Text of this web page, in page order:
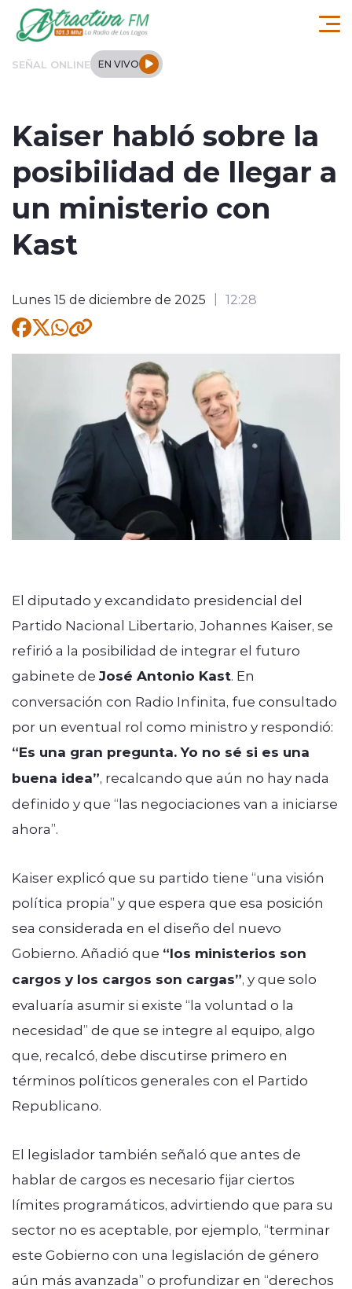
Click acá para ir directamente al contenido
SEÑAL ONLINE EN VIVO
Regionales
Deportes
Entrevistas
Quienes Somos
modo claro
Kaiser habló sobre la
posibilidad de llegar a
un ministerio con
Kast
Lunes 15 de diciembre de 2025 12:28
El diputado y excandidato presidencial del
Partido Nacional Libertario, Johannes Kaiser, se
refirió a la posibilidad de integrar el futuro
gabinete de José Antonio Kast. En
conversación con Radio Infinita, fue consultado
por un eventual rol como ministro y respondió:
“Es una gran pregunta. Yo no sé si es una
buena idea”, recalcando que aún no hay nada
definido y que “las negociaciones van a iniciarse
ahora”.
Kaiser explicó que su partido tiene “una visión
política propia” y que espera que esa posición
sea considerada en el diseño del nuevo
Gobierno. Añadió que “los ministerios son
cargos y los cargos son cargas”, y que solo
evaluaría asumir si existe “la voluntad o la
necesidad” de que se integre al equipo, algo
que, recalcó, debe discutirse primero en
términos políticos generales con el Partido
Republicano.
El legislador también señaló que antes de
hablar de cargos es necesario fijar ciertos
límites programáticos, advirtiendo que para su
sector no es aceptable, por ejemplo, “terminar
este Gobierno con una legislación de género
aún más avanzada” o profundizar en “derechos